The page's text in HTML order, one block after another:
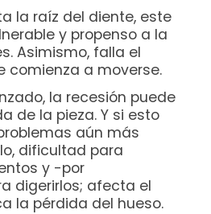
la raíz del diente, este
y propenso a la
Asimismo, falla el
comienza a moverse.
la recesión puede
de la pieza. Y si esto
aún más
dificultad para
y -por
digerirlos; afecta el
la pérdida del hueso.